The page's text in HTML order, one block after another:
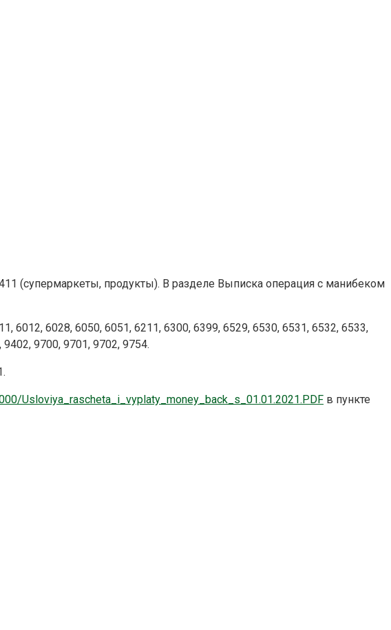
(супермаркеты, продукты). В разделе Выписка операция с манибеком
6012, 6028, 6050, 6051, 6211, 6300, 6399, 6529, 6530, 6531, 6532, 6533,
9700, 9701, 9702, 9754.
Usloviya_rascheta_i_vyplaty_money_back_s_01.01.2021.PDF в пункте